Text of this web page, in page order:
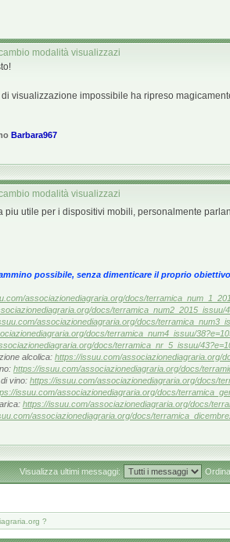
modalità visualizzazi
visualizzazione impossibile ha ripreso
Barbara967
modalità visualizzazi
piu utile per i dispositivi mobili, personalmente
possibile, senza dimenticare il proprio
associazionediagraria.org/docs/
docs/terramica_num2_2015_issuu/
associazionediagraria.org/docs/
docs/terramica_num4_issuu/
docs/terramica_nr_5_issuu/
alcolica: https://issuu.com/associazionediagraria.org/
https://issuu.com/associazionediagraria.org/docs/
vino: https://issuu.com/associazionediagraria.org/docs/
issuu.com/associazionediagraria.org/docs/
https://issuu.com/associazionediagraria.org/docs/
associazionediagraria.org/docs/
Visualizza ultimi messaggi:
?